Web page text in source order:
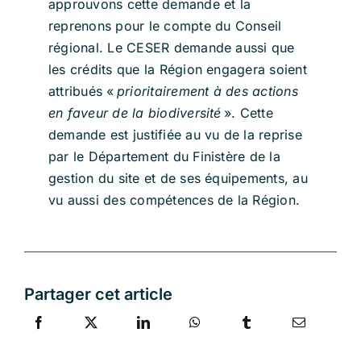
approuvons cette demandeet la
reprenons pour le compte du Conseil
régional. Le CESER demande aussi que
les crédits que la Région engagera soient
attribués « prioritairement à des actions
en faveur de la biodiversité ». Cette
demande est justifiée au vu de la reprise
par le Département du Finistère de la
gestion du site et de ses équipements, au
vu aussi des compétences de la Région.
Partager cet article